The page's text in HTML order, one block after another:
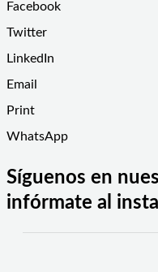
Facebook
Twitter
LinkedIn
Email
Print
WhatsApp
Síguenos en
infórmate al